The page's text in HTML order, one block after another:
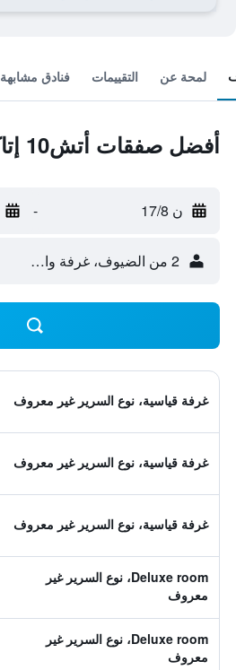
لمحة عن التقييمات فنادق مشابهة
أفضل صفقات أتش10 إتاكا
ن 17/8 -
2 من الضيوف، غرفة واحدة
غرفة قياسية، نوع السرير غير معروف
غرفة قياسية، نوع السرير غير معروف
غرفة قياسية، نوع السرير غير معروف
Deluxe room، نوع السرير غير
معروف
Deluxe room، نوع السرير غير
معروف